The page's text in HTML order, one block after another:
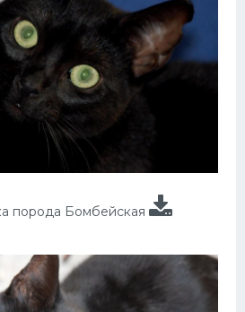
порода Бомбейская